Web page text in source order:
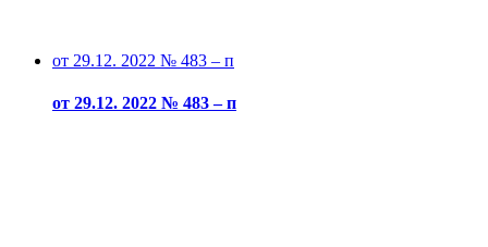
от 29.12. 2022 № 483 – п
от 29.12. 2022 № 483 – п